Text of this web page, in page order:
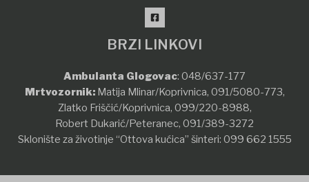
BRZI LINKOVI
Ambulanta Glogovac: 048/637-177
Mrtvozornik:Matija Mlinar/Koprivnica, 091/5080-773,
Zlatko Friščić/Koprivnica, 099/220-8988,
Robert Dukarić/Peteranec, 091/389-3272
Sklonište za životinje “Ottova kućica” šinteri: 099 662 1555